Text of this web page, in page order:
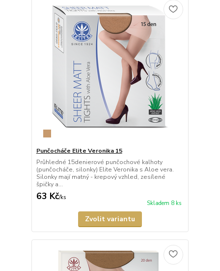
Punčocháče Elite Veronika 15
Průhledné 15denierové punčochové kalhoty
(punčocháče, silonky) Elite Veronika s Aloe vera.
Silonky mají matný - krepový vzhled, zesílené
špičky a...
63 Kč/ks
Skladem 8 ks
Zvolit variantu